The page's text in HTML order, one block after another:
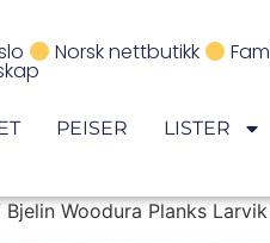
Norsk nettbutikk
PEISER LISTER
Bjelin Woodura Planks